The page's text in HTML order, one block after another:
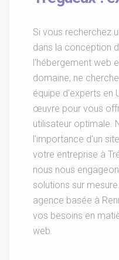
Si vous recherchez
dans la conception
l'hébergement web
domaine, ne
équipe d'experts en
œuvre pour vous
utilisateur optimale.
l'importance d'un
votre entreprise à
nous nous
solutions sur
agence basée à
vos besoins en
web.